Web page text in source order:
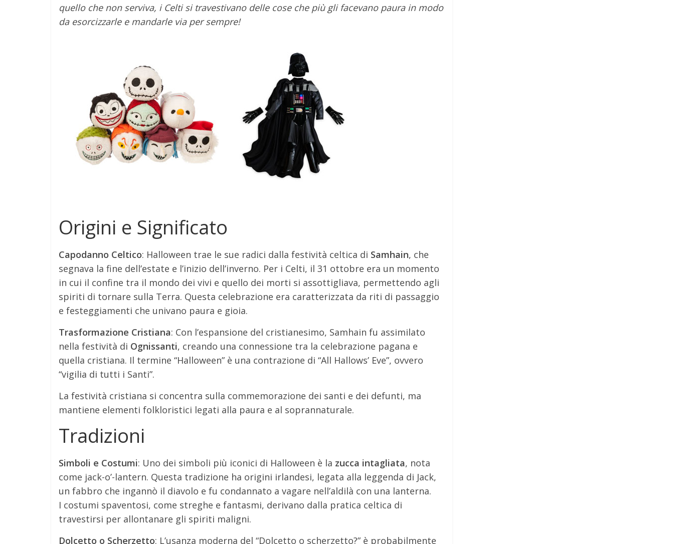
quello che non serviva, i Celti si travestivano delle cose che più gli facevano paura in modo
da esorcizzarle e mandarle via per sempre!
Origini e Significato
Capodanno Celtico: Halloween trae le sue radici dalla festività celtica di Samhain, che
segnava la fine dell’estate e l’inizio dell’inverno. Per i Celti, il 31 ottobre era un momento
in cui il confine tra il mondo dei vivi e quello dei morti si assottigliava, permettendo agli
spiriti di tornare sulla Terra. Questa celebrazione era caratterizzata da riti di passaggio
e festeggiamenti che univano paura e gioia.
Trasformazione Cristiana: Con l’espansione del cristianesimo, Samhain fu assimilato
nella festività di Ognissanti, creando una connessione tra la celebrazione pagana e
quella cristiana. Il termine “Halloween” è una contrazione di “All Hallows’ Eve”, ovvero
“vigilia di tutti i Santi”.
La festività cristiana si concentra sulla commemorazione dei santi e dei defunti, ma
mantiene elementi folkloristici legati alla paura e al soprannaturale.
Tradizioni
Simboli e Costumi: Uno dei simboli più iconici di Halloween è la zucca intagliata, nota
come jack-o’-lantern. Questa tradizione ha origini irlandesi, legata alla leggenda di Jack,
un fabbro che ingannò il diavolo e fu condannato a vagare nell’aldilà con una lanterna.
I costumi spaventosi, come streghe e fantasmi, derivano dalla pratica celtica di
travestirsi per allontanare gli spiriti maligni.
Dolcetto o Scherzetto: L’usanza moderna del “Dolcetto o scherzetto?” è probabilmente